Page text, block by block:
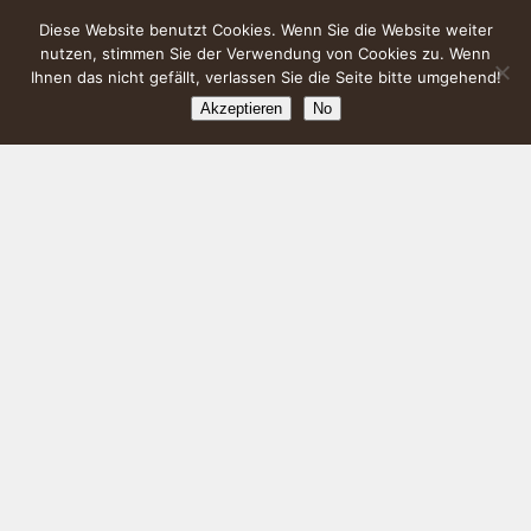
Diese Website benutzt Cookies. Wenn Sie die Website weiter
nutzen, stimmen Sie der Verwendung von Cookies zu. Wenn
Ihnen das nicht gefällt, verlassen Sie die Seite bitte umgehend!
Akzeptieren No